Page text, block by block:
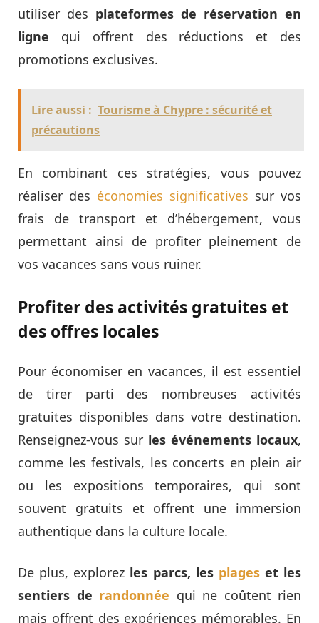
utiliser des plateformes de réservation en
ligne qui offrent des réductions et des
promotions exclusives.
Lire aussi : Tourisme à Chypre : sécurité et
précautions
En combinant ces stratégies, vous pouvez
réaliser des économies significatives sur vos
frais de transport et d’hébergement, vous
permettant ainsi de profiter pleinement de
vos vacances sans vous ruiner.
Profiter des activités gratuites et
des offres locales
Pour économiser en vacances, il est essentiel
de tirer parti des nombreuses activités
gratuites disponibles dans votre destination.
Renseignez-vous sur les événements locaux,
comme les festivals, les concerts en plein air
ou les expositions temporaires, qui sont
souvent gratuits et offrent une immersion
authentique dans la culture locale.
De plus, explorez les parcs, les plageset les
sentiers de randonnée qui ne coûtent rien
mais offrent des expériences mémorables. En